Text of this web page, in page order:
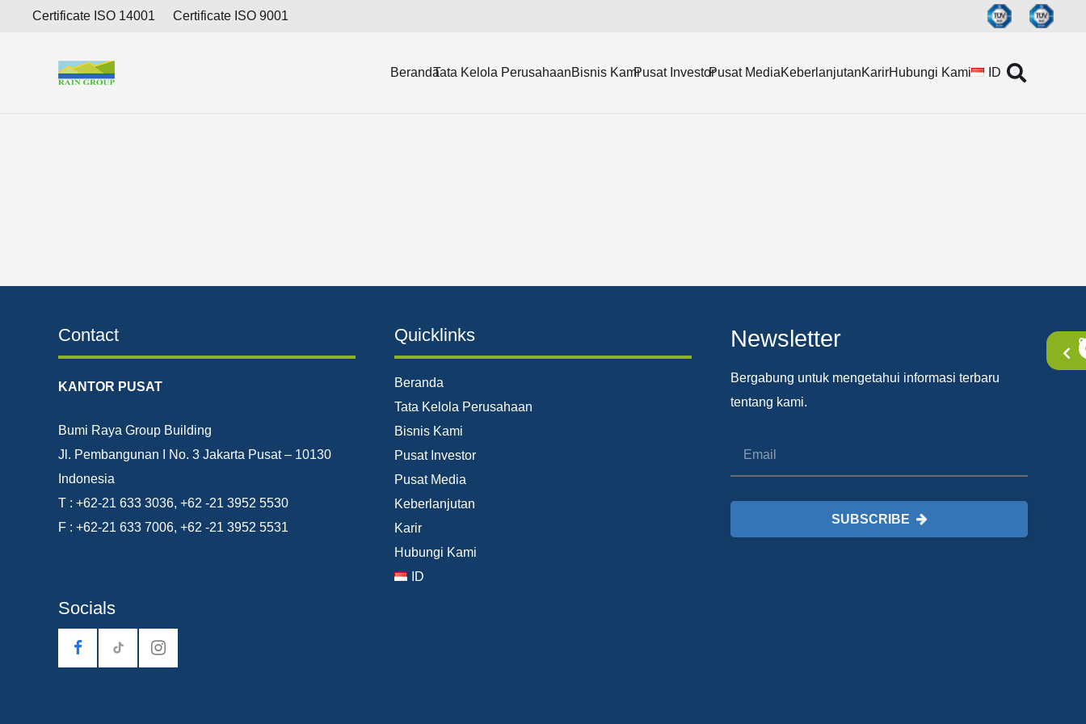
Certificate ISO 14001 Certificate ISO 9001
BerandaTata Kelola PerusahaanBisnis KamiPusat InvestorPusat MediaKeberlanjutanKarirHubungi Kami ID
Ikhtisar Kinerja Keuangan Tahun 2018 berdasarkan audit dan laporan.
Contact
KANTOR PUSAT
Bumi Raya Group Building
Jl. Pembangunan I No. 3 Jakarta Pusat – 10130
Indonesia
T : +62-21 633 3036, +62 -21 3952 5530
F : +62-21 633 7006, +62 -21 3952 5531
Socials
tiktok
Quicklinks
Beranda
Tata Kelola Perusahaan
Bisnis Kami
Pusat Investor
Pusat Media
Keberlanjutan
Karir
Hubungi Kami
ID
Newsletter
Bergabung untuk mengetahui informasi terbaru
tentang kami.
SUBSCRIBE